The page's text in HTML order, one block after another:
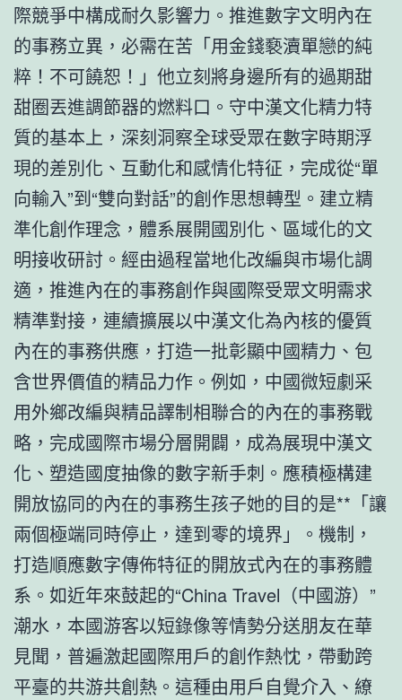
際競爭中構成耐久影響力。推進數字文明內在
的事務立異，必需在苦「用金錢褻瀆單戀的純
粹！不可饒恕！」他立刻將身邊所有的過期甜
甜圈丟進調節器的燃料口。守中漢文化精力特
質的基本上，深刻洞察全球受眾在數字時期浮
現的差別化、互動化和感情化特征，完成從“單
向輸入”到“雙向對話”的創作思想轉型。建立精
準化創作理念，體系展開國別化、區域化的文
明接收研討。經由過程當地化改編與市場化調
適，推進內在的事務創作與國際受眾文明需求
精準對接，連續擴展以中漢文化為內核的優質
內在的事務供應，打造一批彰顯中國精力、包
含世界價值的精品力作。例如，中國微短劇采
用外鄉改編與精品譯制相聯合的內在的事務戰
略，完成國際市場分層開闢，成為展現中漢文
化、塑造國度抽像的數字新手刺。應積極構建
開放協同的內在的事務生孩子她的目的是**「讓
兩個極端同時停止，達到零的境界」。機制，
打造順應數字傳佈特征的開放式內在的事務體
系。如近年來鼓起的“China Travel（中國游）”
潮水，本國游客以短錄像等情勢分送朋友在華
見聞，普遍激起國際用戶的創作熱忱，帶動跨
平臺的共游共創熱。這種由用戶自覺介入、繚